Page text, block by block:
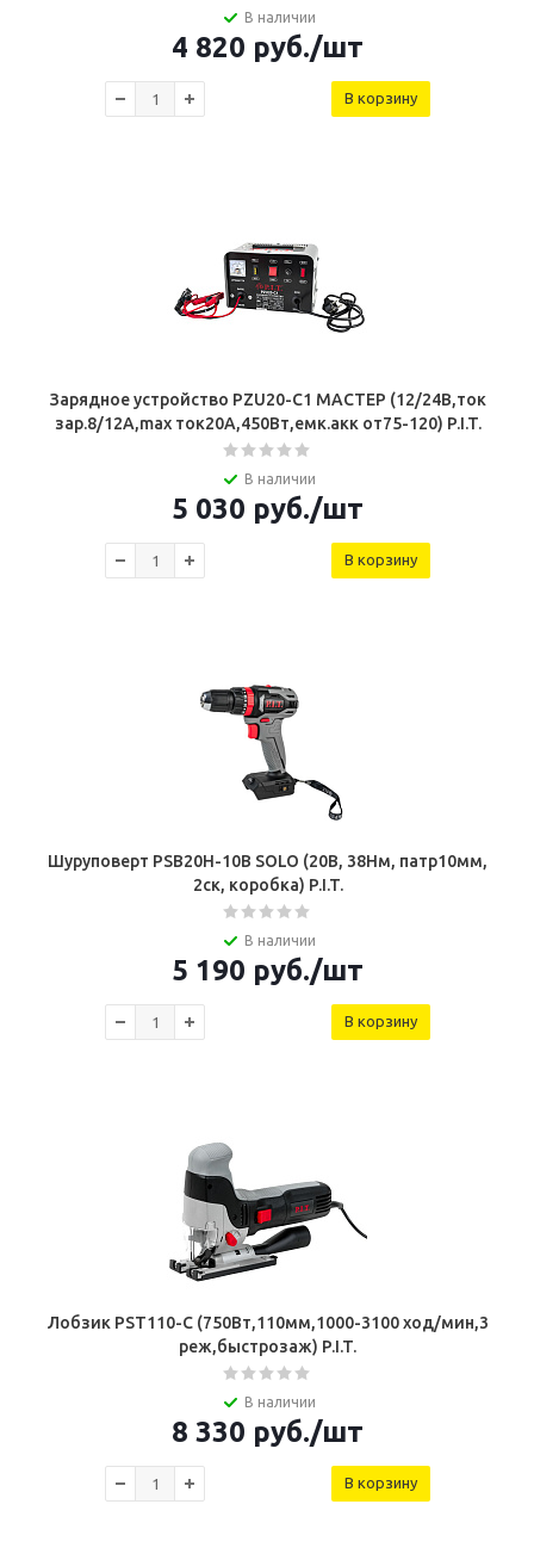
В наличии
4 820 руб./шт
В корзину
Зарядное устройство PZU20-C1 МАСТЕР (12/24В,ток
зар.8/12А,mах ток20А,450Вт,емк.акк от75-120) P.I.T.
В наличии
5 030 руб./шт
В корзину
Шуруповерт PSB20H-10B SOLO (20В, 38Нм, патр10мм,
2ск, коробка) P.I.T.
В наличии
5 190 руб./шт
В корзину
Лобзик PST110-C (750Вт,110мм,1000-3100 ход/мин,3
реж,быстрозаж) P.I.T.
В наличии
8 330 руб./шт
В корзину